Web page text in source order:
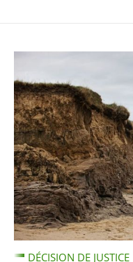
DÉCISION DE JUSTICE